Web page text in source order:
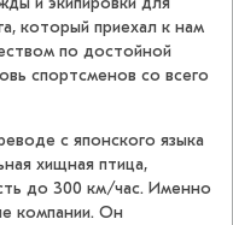
который приехал к нам
по достойной
спортсменов со всего
с японского языка
хищная птица,
до 300 км/час. Именно
компании. Он